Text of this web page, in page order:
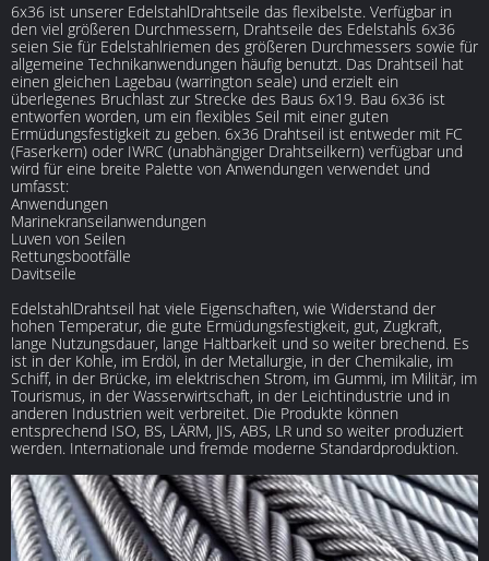
6x36 ist unserer EdelstahlDrahtseile das flexibelste. Verfügbar in
den viel größeren Durchmessern, Drahtseile des Edelstahls 6x36
seien Sie für Edelstahlriemen des größeren Durchmessers sowie für
allgemeine Technikanwendungen häufig benutzt. Das Drahtseil hat
einen gleichen Lagebau (warrington seale) und erzielt ein
überlegenes Bruchlast zur Strecke des Baus 6x19. Bau 6x36 ist
entworfen worden, um ein flexibles Seil mit einer guten
Ermüdungsfestigkeit zu geben. 6x36 Drahtseil ist entweder mit FC
(Faserkern) oder IWRC (unabhängiger Drahtseilkern) verfügbar und
wird für eine breite Palette von Anwendungen verwendet und
umfasst:
Anwendungen
Marinekranseilanwendungen
Luven von Seilen
Rettungsbootfälle
Davitseile
EdelstahlDrahtseil hat viele Eigenschaften, wie Widerstand der
hohen Temperatur, die gute Ermüdungsfestigkeit, gut, Zugkraft,
lange Nutzungsdauer, lange Haltbarkeit und so weiter brechend. Es
ist in der Kohle, im Erdöl, in der Metallurgie, in der Chemikalie, im
Schiff, in der Brücke, im elektrischen Strom, im Gummi, im Militär, im
Tourismus, in der Wasserwirtschaft, in der Leichtindustrie und in
anderen Industrien weit verbreitet. Die Produkte können
entsprechend ISO, BS, LÄRM, JIS, ABS, LR und so weiter produziert
werden. Internationale und fremde moderne Standardproduktion.